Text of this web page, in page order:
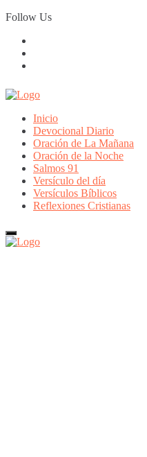
Skip
to
Follow Us
Inicio
Devocional Diario
Oración de La Mañana
Oración de la Noche
Salmos 91
Versículo del día
Versículos Bíblicos
Reflexiones Cristianas